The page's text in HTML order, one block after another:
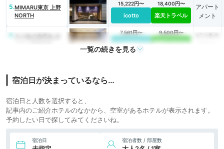
5.MIMARU東京 上野
NORTH
15,222円〜
icotto
18,400円〜
楽天トラベル
アパート
メント
6. 7,561円〜
icotto
9,500円〜
楽天トラベル
ビジネス
谷駅前
9.トーセイホテルココ
ネ上野
icotto 楽天トラベル
ホテル
10. 11,306円〜 15,000円〜
一覧の続きを見る
宿泊日が決まっているなら…
宿泊日と人数を選択すると、
記事内のご紹介ホテルのなかから、空室があるホテルが表示されます。
予約したい日で探してみてくださいね。
宿泊日 宿泊者数 / 部屋数